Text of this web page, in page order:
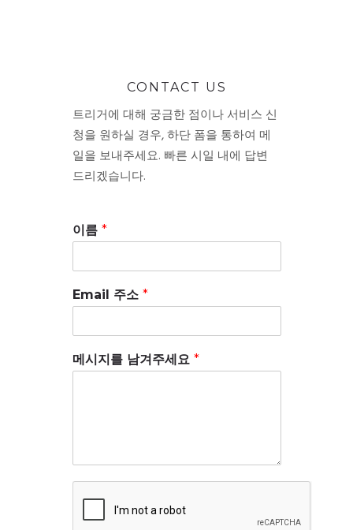
CONTACT US
트리거에 대해 궁금한 점이나 서비스 신
청을 원하실 경우, 하단 폼을 통하여 메
일을 보내주세요. 빠른 시일 내에 답변
드리겠습니다.
이름 *
Email 주소 *
메시지를 남겨주세요 *